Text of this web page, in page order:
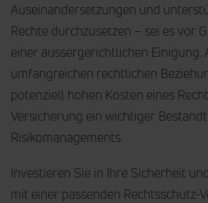
Auseinandersetzungen und
Rechte durchzusetzen – sei es vor
einer aussergerichtlichen Einigung.
umfangreichen rechtlichen
potenziell hohen Kosten eines
Versicherung ein wichtiger
Risikomanagements.
Investieren Sie in Ihre Sicherheit
mit einer passenden Rechtsschutz-